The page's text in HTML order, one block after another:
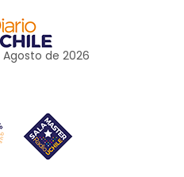
Agosto de 2026